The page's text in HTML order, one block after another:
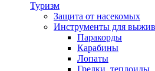
Туризм
Защита от насекомых
Инструменты для
Паракорды
Карабины
Лопаты
Грелки, теплоиды